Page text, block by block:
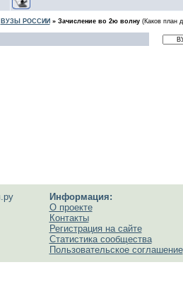
ВУЗЫ РОССИИ » Зачисление во 2ю волну (Каков план
Информация:
О проекте
Контакты
Регистрация на сайте
Статистика сообщества
Пользовательское соглашение